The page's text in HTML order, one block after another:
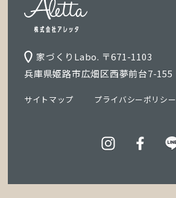
家づくりLabo. 〒671-1103
兵庫県姫路市広畑区西夢前台7-155
サイトマップ プライバシーポリシー